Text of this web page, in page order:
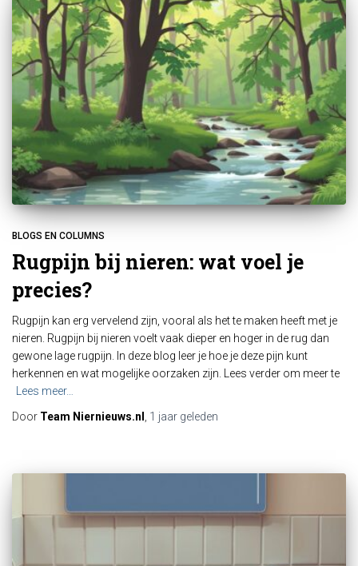
BLOGS EN COLUMNS
Rugpijn bij nieren: wat voel je
precies?
Rugpijn kan erg vervelend zijn, vooral als het te maken heeft met je
nieren. Rugpijn bij nieren voelt vaak dieper en hoger in de rug dan
gewone lage rugpijn. In deze blog leer je hoe je deze pijn kunt
herkennen en wat mogelijke oorzaken zijn. Lees verder om meer te
Lees meer…
Door Team Niernieuws.nl , 1 jaar geleden